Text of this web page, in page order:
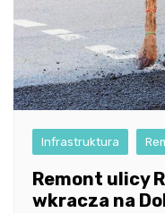
Infrastruktura
Remont ulicy
wkracza na